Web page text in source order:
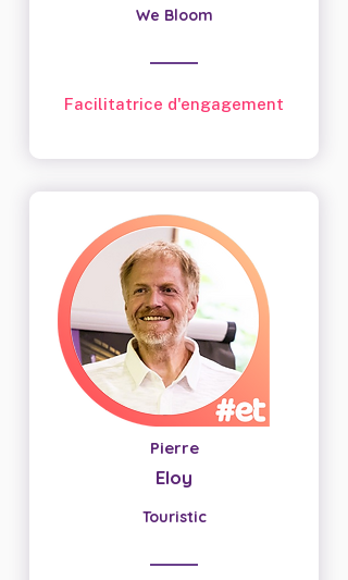
We Bloom
Facilitatrice d'engagement
Pierre
Eloy
Touristic